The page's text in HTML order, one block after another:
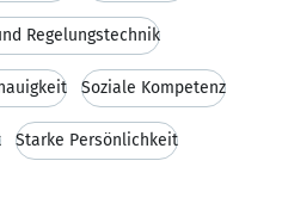
Regelungstechnik
Soziale Kompetenz
Starke Persönlichkeit